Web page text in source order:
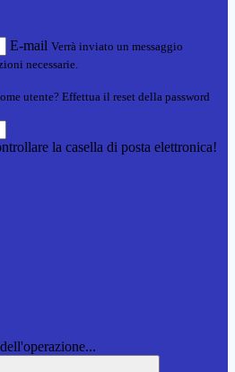
E-mail Verrà inviato un messaggio
necessarie.
utente? Effettua il reset della password
la casella di posta elettronica!